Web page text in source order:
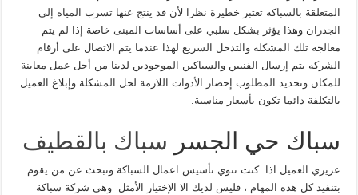
المتعلقة بالسباكه تعتبر خطيرة نظرا لأن قد ينتج عنها تسرب المياه إلى
الجدران وهذا يؤثر بشكل سلبي على أساسات المبنى خاصة إذا لم يتم
معالجة تلك المشكلة والتدخل السريع لهذا عندما يتم الاتصال على أرقام
الشركه يتم إرسال الفنيين والسباكين الموجودين لدينا من أجل عمل معاينة
للمكان وتحديد المطلوب إحضار الأدوات اللازمة لحل المشكلة وإبلاغ العميل
بالتكلفة دائما تكون بأسعار مناسبة.
سباك حي الجسر سباك بالقطيف
عزيزي العميل اذا كنت تنوي تأسيس اعمال السباكة وتبحث عن من يقوم
بتنفيذ كل هذه المهام ، فليس لديك الا الإختيار الأمثل وهي شركة سباكة